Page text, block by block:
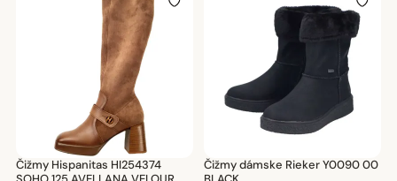
Čižmy Hispanitas HI254374
Čižmy dámske Rieker Y0090 00